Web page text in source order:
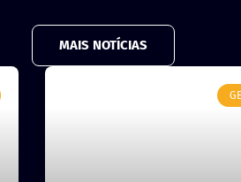
MAIS NOTÍCIAS